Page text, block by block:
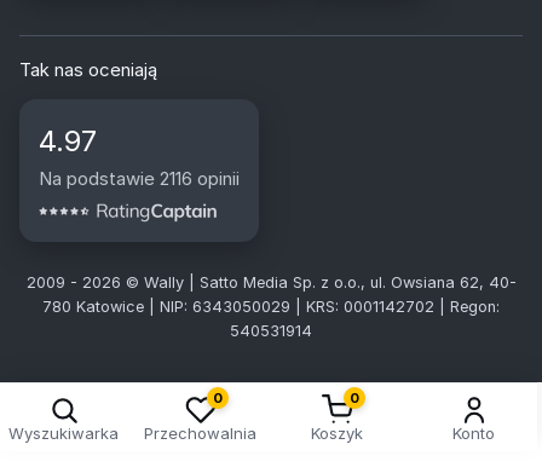
Tak nas oceniają
4.97
Na podstawie 2116 opinii
2009 - 2026 © Wally | Satto Media Sp. z o.o., ul. Owsiana 62, 40-
780 Katowice | NIP: 6343050029 | KRS: 0001142702 | Regon:
540531914
Wyszukiwarka
0
Przechowalnia
0
Koszyk Konto